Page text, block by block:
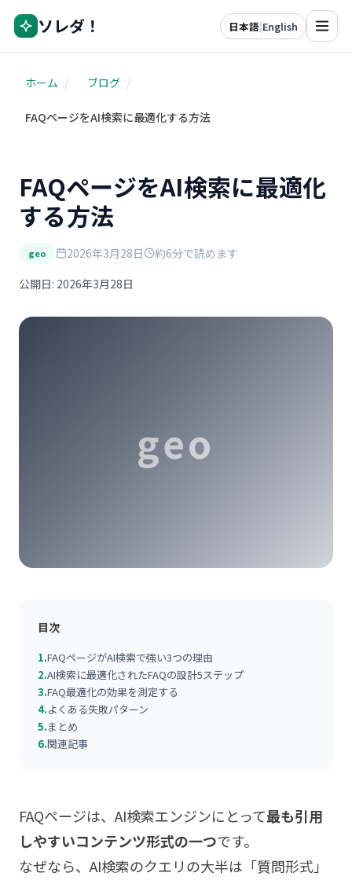
ソレダ！ 日本語|English
ホーム / ブログ /
FAQページをAI検索に最適化する方法
FAQページをAI検索に最適化
する方法
geo 2026年3月28日
約6分で読めます
公開日: 2026年3月28日
geo
目次
1.FAQページがAI検索で強い3つの理由
2.AI検索に最適化されたFAQの設計5ステップ
3.FAQ最適化の効果を測定する
4.よくある失敗パターン
5.まとめ
6.関連記事
FAQページは、AI検索エンジンにとって最も引用
しやすいコンテンツ形式の一つです。
なぜなら、AI検索のクエリの大半は「質問形式」